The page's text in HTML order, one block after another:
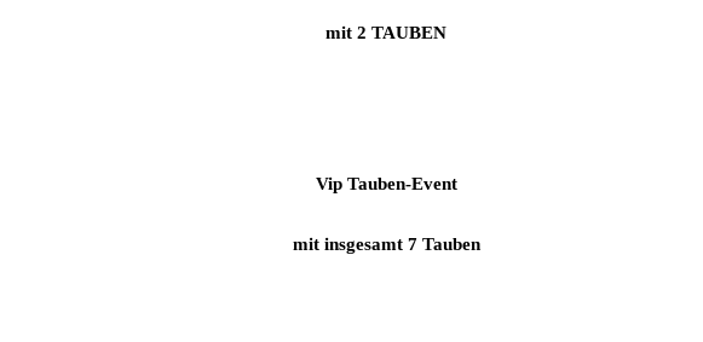
mit 2 TAUBEN
Vip Tauben-Event
mit insgesamt 7 Tauben